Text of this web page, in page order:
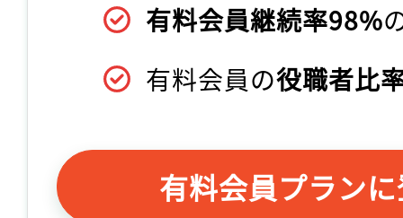
有料会員継続率98%
有料会員の役職者比
有料会員プラン